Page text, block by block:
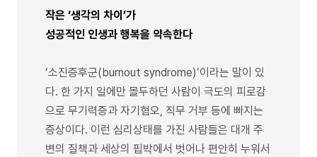
작은 ‘생각의 차이’가
성공적인 인생과 행복을 약속한다
‘소진증후군(burnout syndrome)’이라는 말이 있
다. 한 가지 일에만 몰두하던 사람이 극도의 피로감
으로 무기력증과 자기혐오, 직무 거부 등에 빠지는
증상이다. 이런 심리상태를 가진 사람들은 대개 주
변의 질책과 세상의 핍박에서 벗어나 편안히 누워서